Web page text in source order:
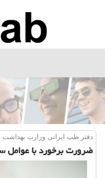
دفتر طب ایرانی وزارت بهداشت در
ضرورت برخورد با عوامل